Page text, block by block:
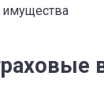
имущества